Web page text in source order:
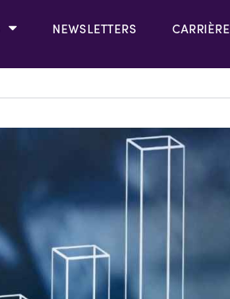
NEWSLETTERS CARRIÈRE